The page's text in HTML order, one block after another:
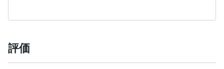
年商0.4億円 (期間 2015/1/1〜2015/12/31)
-------------対応可能な範囲について-------------
評価